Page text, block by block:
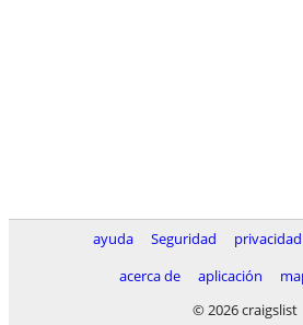
ayuda Seguridad privacidad
acerca de
aplicación
© 2026 craigslist